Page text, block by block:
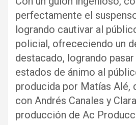
perfectamente el
logrando cautivar al
policial, ofrececiendo un
destacado, logrando
estados de ánimo al
producida por Matías Alé,
con Andrés Canales y
producción de Ac